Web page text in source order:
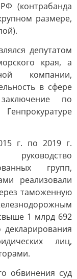
(контрабанда
размере,
депутатом
края, а
компании,
в сфере
по
г. по 2019 г.
групп,
реализовали
таможенную
1 млрд 692
лиц,
обвинения суд